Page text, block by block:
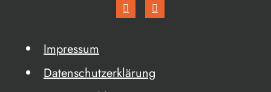
Impressum
Datenschutzerklärung